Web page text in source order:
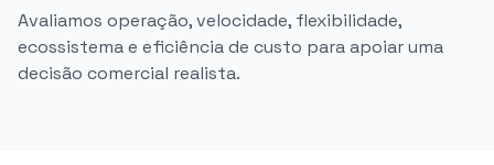
Avaliamos operação, velocidade, flexibilidade,
ecossistema e eficiência de custo para apoiar uma
decisão comercial realista.